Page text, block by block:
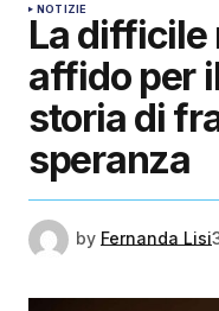
NOTIZIE
La difficile
affido per
storia di
speranza
by Fernanda Lisi